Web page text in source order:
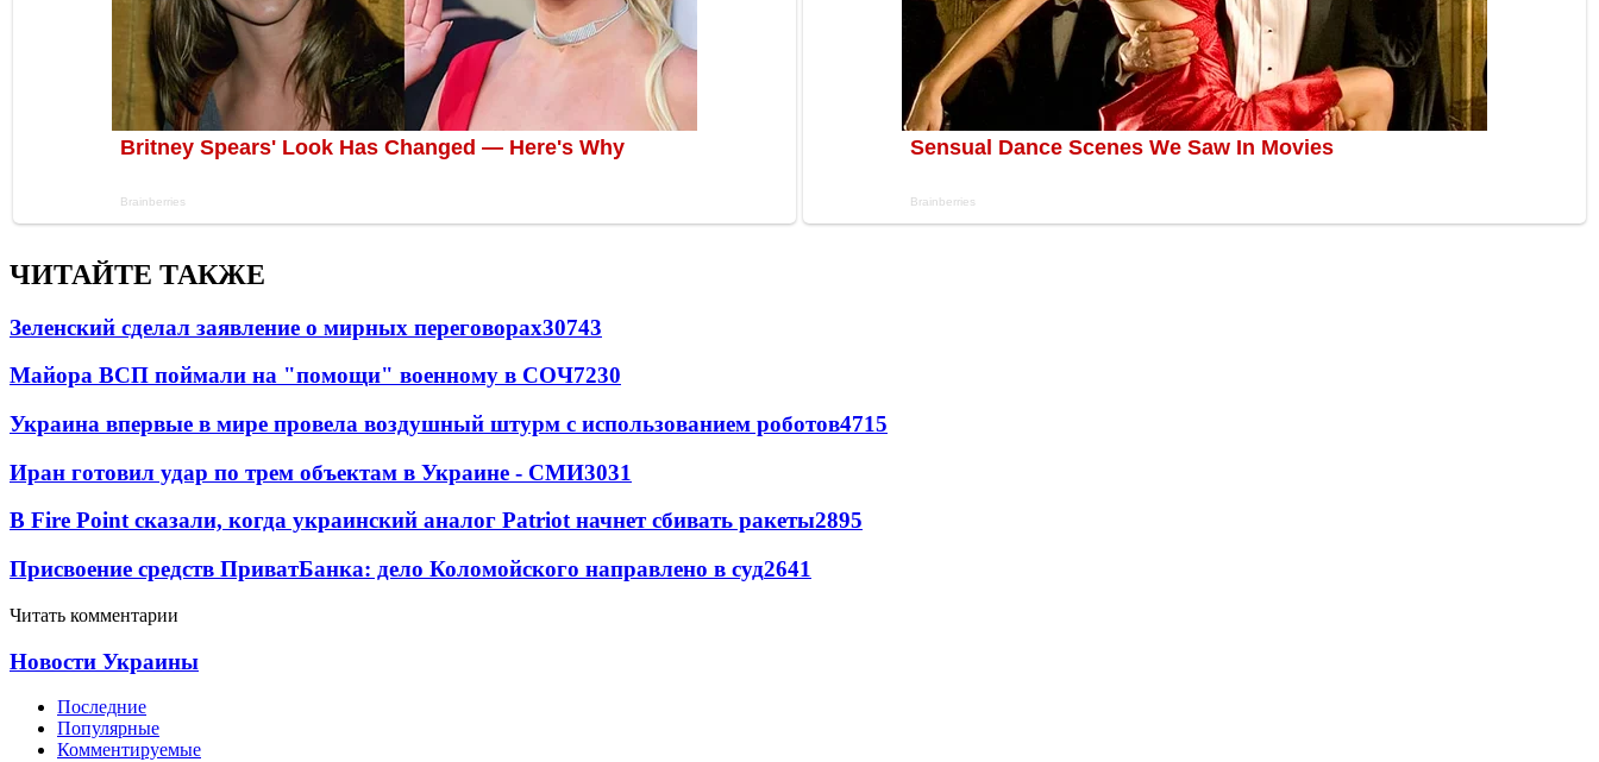
ЧИТАЙТЕ ТАКЖЕ
Зеленский сделал заявление о мирных переговорах30743
Майора ВСП поймали на "помощи" военному в СОЧ7230
Украина впервые в мире провела воздушный штурм с использованием роботов4715
Иран готовил удар по трем объектам в Украине - СМИ3031
В Fire Point сказали, когда украинский аналог Patriot начнет сбивать ракеты2895
Присвоение средств ПриватБанка: дело Коломойского направлено в суд2641
Читать комментарии
Новости Украины
Последние
Популярные
Комментируемые